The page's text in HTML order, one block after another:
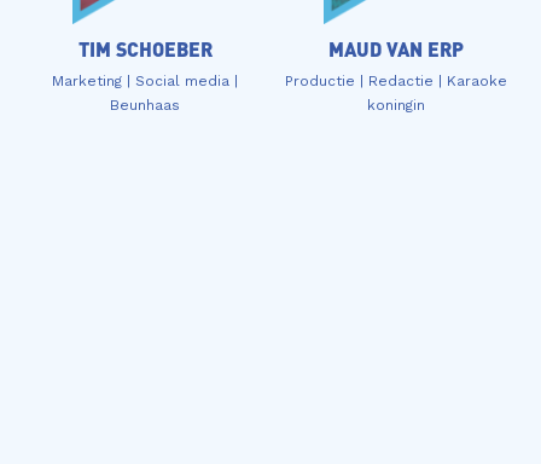
TIM SCHOEBER
Marketing | Social media |
Beunhaas
MAUD VAN ERP
Productie | Redactie | Karaoke
koningin